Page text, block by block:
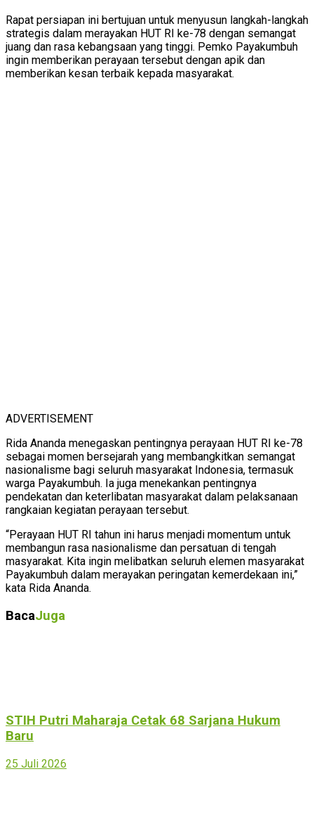
Rapat persiapan ini bertujuan untuk menyusun langkah-langkah
strategis dalam merayakan HUT RI ke-78 dengan semangat
juang dan rasa kebangsaan yang tinggi. Pemko Payakumbuh
ingin memberikan perayaan tersebut dengan apik dan
memberikan kesan terbaik kepada masyarakat.
ADVERTISEMENT
Rida Ananda menegaskan pentingnya perayaan HUT RI ke-78
sebagai momen bersejarah yang membangkitkan semangat
nasionalisme bagi seluruh masyarakat Indonesia, termasuk
warga Payakumbuh. Ia juga menekankan pentingnya
pendekatan dan keterlibatan masyarakat dalam pelaksanaan
rangkaian kegiatan perayaan tersebut.
“Perayaan HUT RI tahun ini harus menjadi momentum untuk
membangun rasa nasionalisme dan persatuan di tengah
masyarakat. Kita ingin melibatkan seluruh elemen masyarakat
Payakumbuh dalam merayakan peringatan kemerdekaan ini,”
kata Rida Ananda.
BacaJuga
STIH Putri Maharaja Cetak 68 Sarjana Hukum
Baru
25 Juli 2026